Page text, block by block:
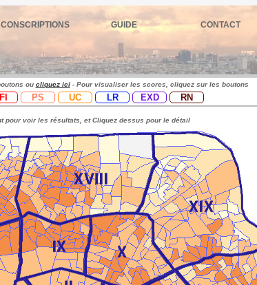
GUIDE CONTACT
ou cliquez ici- Pour visualiser les scores, cliquez sur les boutons
PS UC LR EXD RN
pour voir les résultats, et Cliquez dessus pour le détail